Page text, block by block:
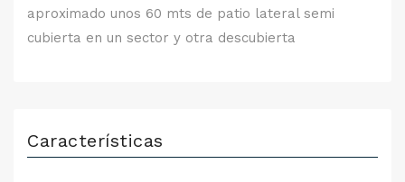
aproximado unos 60 mts de patio lateral semi
cubierta en un sector y otra descubierta
Características